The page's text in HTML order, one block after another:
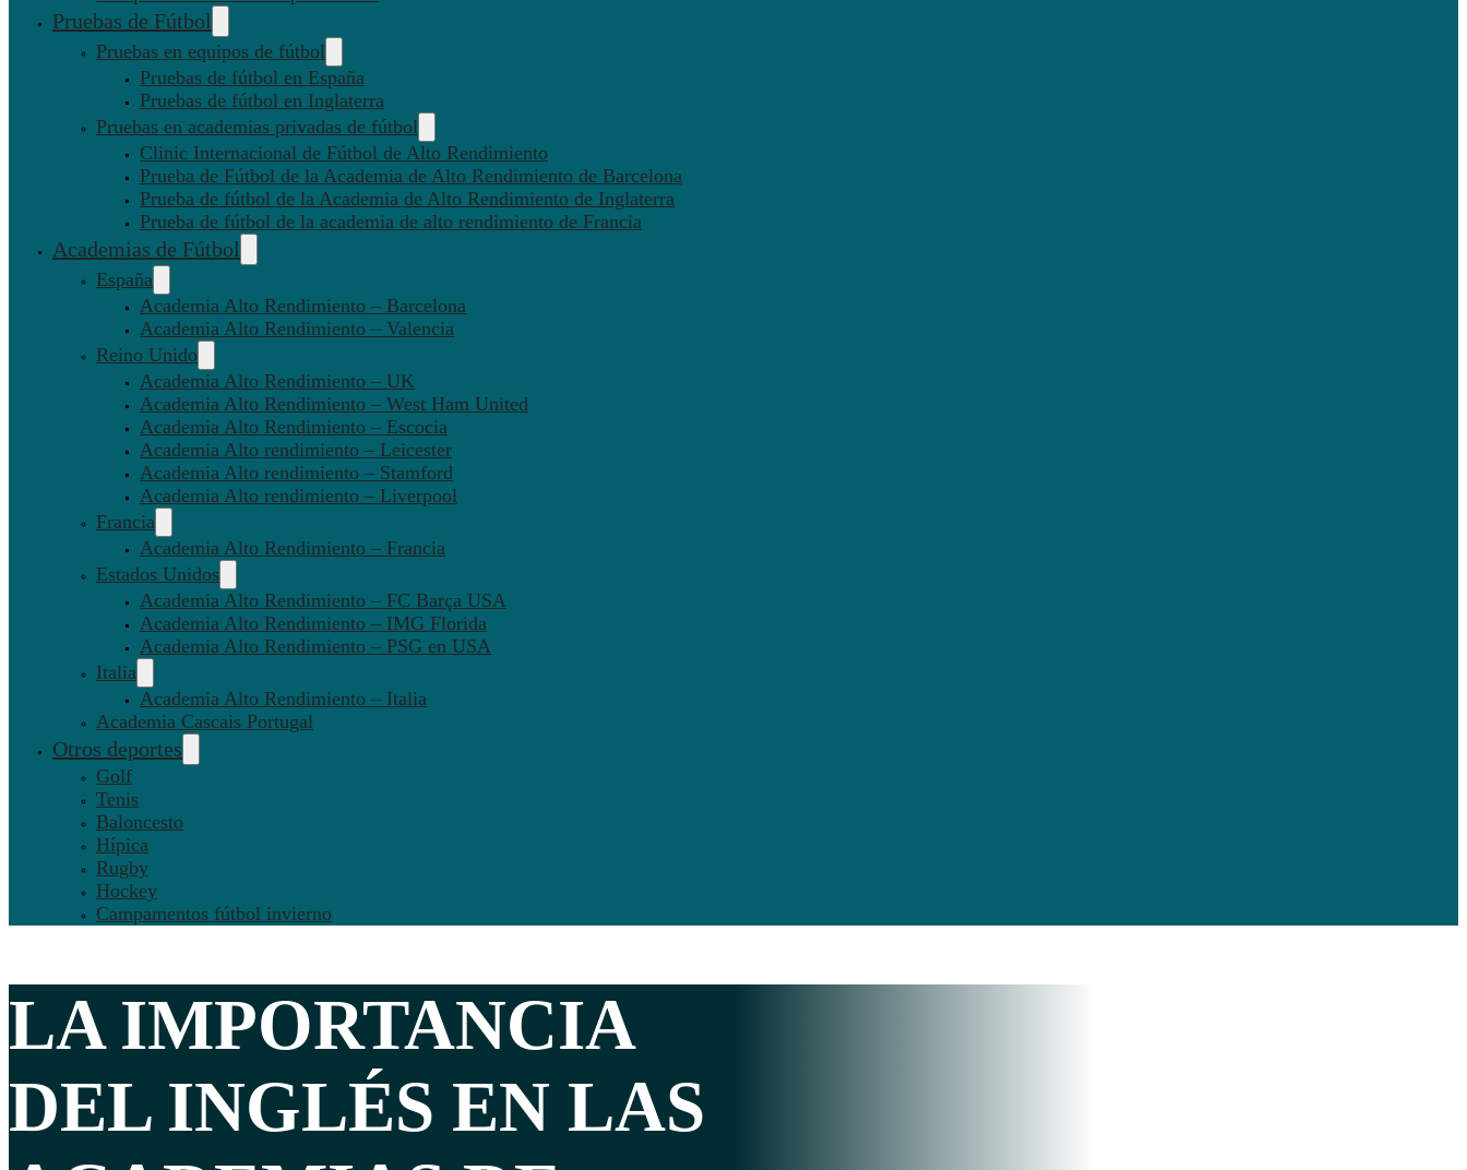
Pruebas de Fútbol
Pruebas en equipos de fútbol
Pruebas de fútbol en España
Pruebas de fútbol en Inglaterra
Pruebas en academias privadas de fútbol
Clinic Internacional de Fútbol de Alto Rendimiento
Prueba de Fútbol de la Academia de Alto Rendimiento de Barcelona
Prueba de fútbol de la Academia de Alto Rendimiento de Inglaterra
Prueba de fútbol de la academia de alto rendimiento de Francia
Academias de Fútbol
España
Academia Alto Rendimiento – Barcelona
Academia Alto Rendimiento – Valencia
Reino Unido
Academia Alto Rendimiento – UK
Academia Alto Rendimiento – West Ham United
Academia Alto Rendimiento – Escocia
Academia Alto rendimiento – Leicester
Academia Alto rendimiento – Stamford
Academia Alto rendimiento – Liverpool
Francia
Academia Alto Rendimiento – Francia
Estados Unidos
Academia Alto Rendimiento – FC Barça USA
Academia Alto Rendimiento – IMG Florida
Academia Alto Rendimiento – PSG en USA
Italia
Academia Alto Rendimiento – Italia
Academia Cascais Portugal
Otros deportes
Golf
Tenis
Baloncesto
Hípica
Rugby
Hockey
Campamentos fútbol invierno
LA IMPORTANCIA
DEL INGLÉS EN LAS